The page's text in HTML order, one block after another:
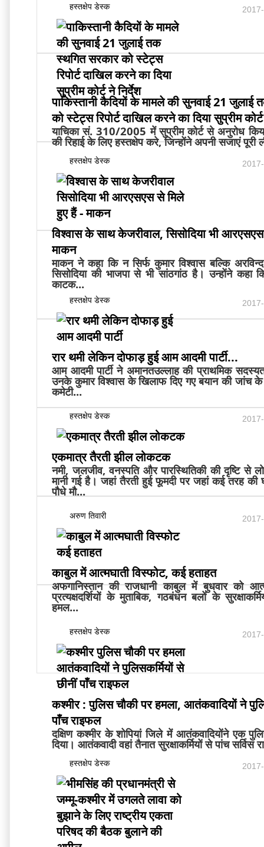
हस्तक्षेप डेस्क
पाकिस्तानी कैदियों के मामले की सुनवाई 21 जुलाई
को स्टेट्स रिपोर्ट दाखिल करने का दिया सुप्रीम
याचिका सं. 310/2005 में सुप्रीम कोर्ट से अनुरोध
की रिहाई के लिए हस्तक्षेप करे, जिन्होंने अपनी सजाएं पूरी
हस्तक्षेप डेस्क
विश्वास के साथ केजरीवाल, सिसोदिया भी
माकन
माकन ने कहा कि न सिर्फ कुमार विश्वास बल्कि
सिसोदिया की भाजपा से भी सांठगांठ है। उन्होंने
काटक...
हस्तक्षेप डेस्क
रार थमी लेकिन दोफाड़ हुई आम आदमी पार्टी...
आम आदमी पार्टी ने अमानतउल्लाह की प्राथमिक
उनके कुमार विश्वास के खिलाफ दिए गए बयान की जांच
कमेटी...
हस्तक्षेप डेस्क
एकमात्र तैरती झील लोकटक
नमी, जलजीव, वनस्पति और पारस्थितिकी की दृष्टि से
मानी गई है। जहां तैरती हुई फूमदी पर जहां कई तरह
पौधे मौ...
अरुण तिवारी
काबुल में आत्मघाती विस्फोट, कई हताहत
अफगानिस्तान की राजधानी काबुल में बुधवार को
प्रत्यक्षदर्शियों के मुताबिक, गठबंधन बलों के
हमल...
हस्तक्षेप डेस्क
कश्मीर : पुलिस चौकी पर हमला, आतंकवादियों ने
पाँच राइफल
दक्षिण कश्मीर के शोपियां जिले में आतंकवादियोंने एक
दिया। आतंकवादी वहां तैनात सुरक्षाकर्मियों से पांच
हस्तक्षेप डेस्क